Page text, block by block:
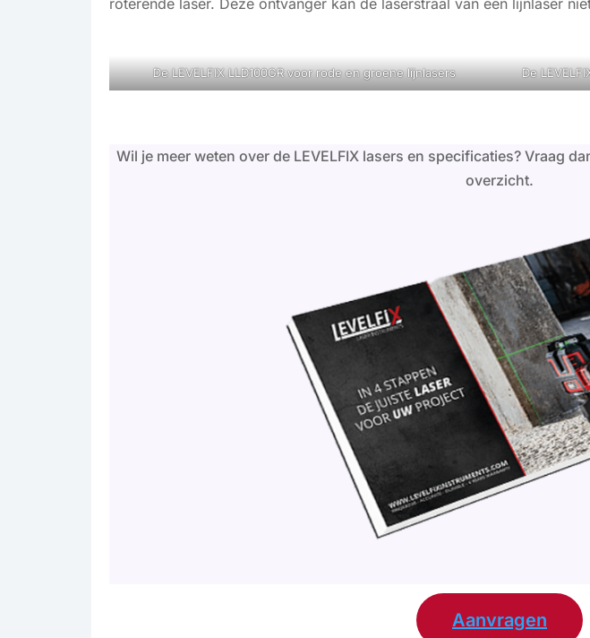
De LEVELFIX LLD100GR voor rode en groene lijnlasers De
Wil je meer weten over de LEVELFIX lasers en specificaties? Vraag
overzicht.
Aanvragen